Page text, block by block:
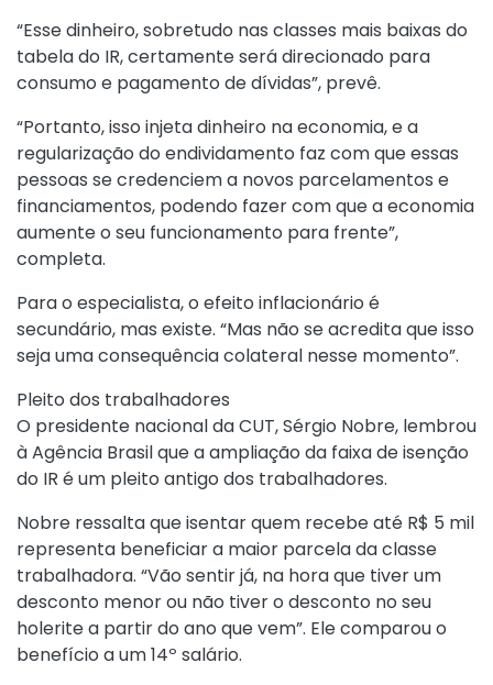
“Esse dinheiro, sobretudo nas classes mais baixas do
tabela do IR, certamente será direcionado para
consumo e pagamento de dívidas”, prevê.
“Portanto, isso injeta dinheiro na economia, e a
regularização do endividamento faz com que essas
pessoas se credenciem a novos parcelamentos e
financiamentos, podendo fazer com que a economia
aumente o seu funcionamento para frente”,
completa.
Para o especialista, o efeito inflacionário é
secundário, mas existe. “Mas não se acredita que isso
seja uma consequência colateral nesse momento”.
Pleito dos trabalhadores
O presidente nacional da CUT, Sérgio Nobre, lembrou
à Agência Brasil que a ampliação da faixa de isenção
do IR é um pleito antigo dos trabalhadores.
Nobre ressalta que isentar quem recebe até R$ 5 mil
representa beneficiar a maior parcela da classe
trabalhadora. “Vão sentir já, na hora que tiver um
desconto menor ou não tiver o desconto no seu
holerite a partir do ano que vem”. Ele comparou o
benefício a um 14º salário.